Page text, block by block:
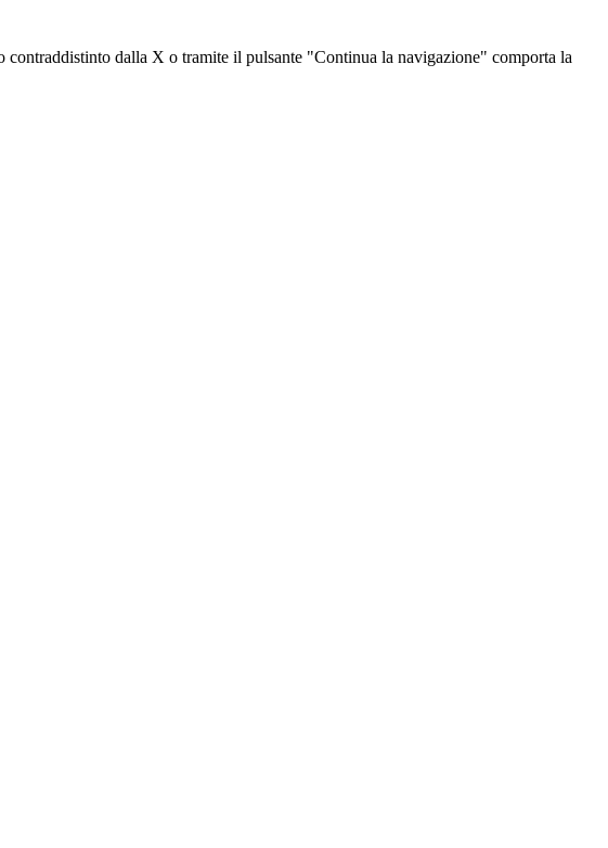
dalla X o tramite il pulsante "Continua la navigazione" comporta la